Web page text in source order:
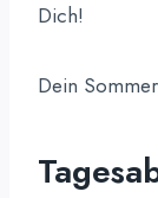
Dich!
Dein